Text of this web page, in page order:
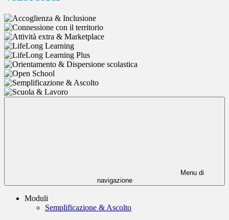
Menu di
navigazione
Moduli
Semplificazione & Ascolto